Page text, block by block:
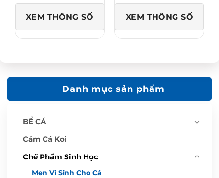
7
5
0
0
2
5
0
₫
XEM THÔNG SỐ XEM THÔNG SỐ
Danh mục sản phẩm
BỂ CÁ
Cám Cá Koi
Chế Phẩm Sinh Học
Men Vi Sinh Cho Cá